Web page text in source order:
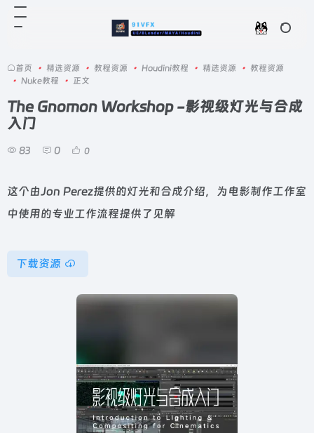
首页 • 精选资源 • 教程资源 • Houdini教程 • 精选资源 • 教程资源
• Nuke教程 • 正文
The Gnomon Workshop -影视级灯光与合成
入门
83 0 0
这个由Jon Perez提供的灯光和合成介绍，为电影制作工作室
中使用的专业工作流程提供了见解
下载资源